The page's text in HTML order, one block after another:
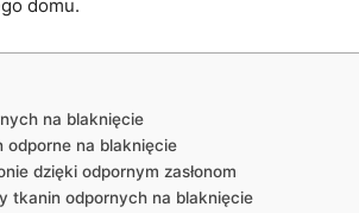
domu.
na ⁢blaknięcie
odporne na blaknięcie
dzięki odpornym zasłonom
tkanin odpornych⁤ na blaknięcie